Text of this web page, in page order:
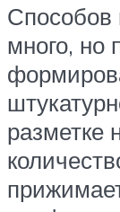
Способов
много, но
разметке